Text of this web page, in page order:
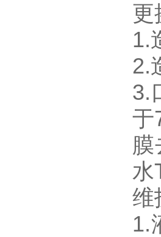
更
1.
2.
3.
于
水
维
1.